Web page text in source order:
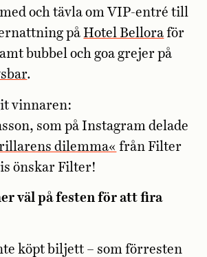
och tävla om VIP-entré till
påHotel Bellora för
bubbel och goa grejer på
.
vinnaren:
som på Instagram delade
dilemma« från Filter
önskar Filter!
väl på festen för att fira
köpt biljett – som förresten